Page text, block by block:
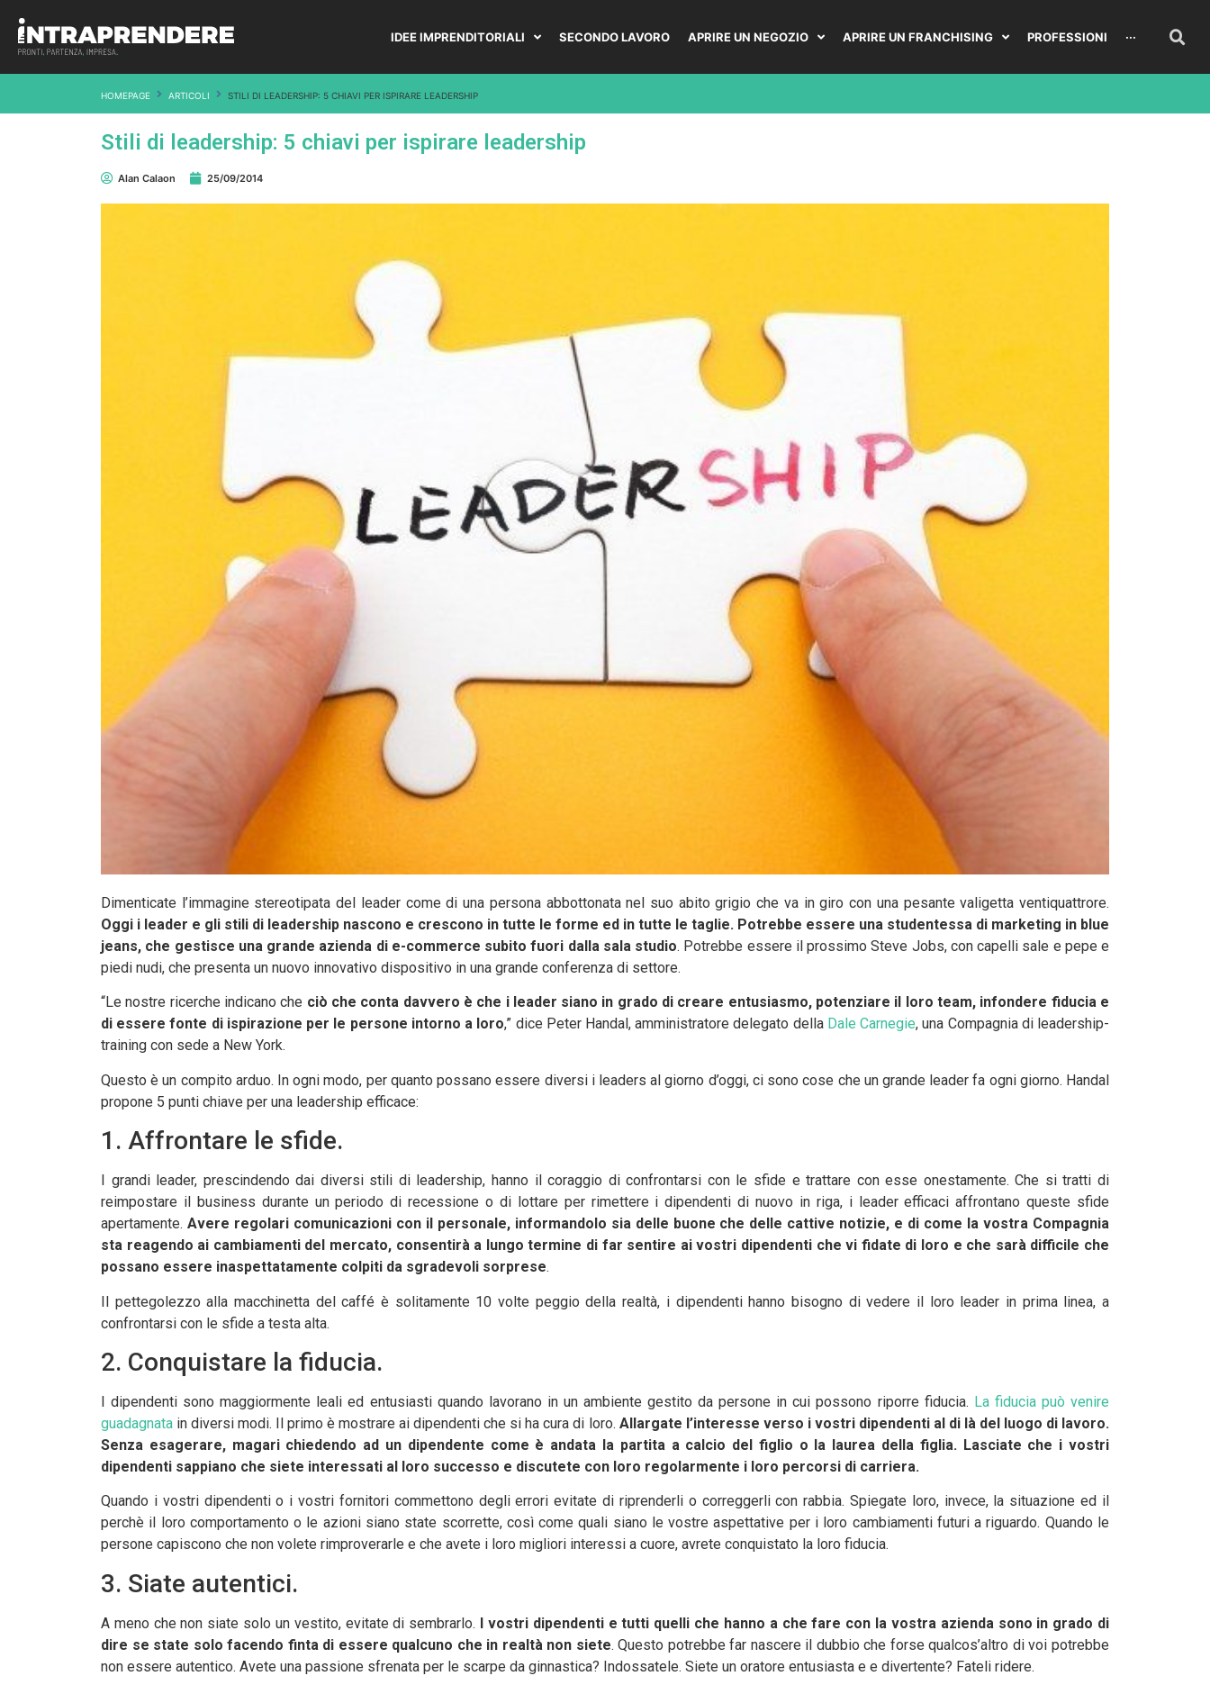
IDEE IMPRENDITORIALI SECONDO LAVORO APRIRE UN NEGOZIO APRIRE UN FRANCHISING PROFESSIONI ···
HOMEPAGE ARTICOLI STILI DI LEADERSHIP: 5 CHIAVI PER ISPIRARE LEADERSHIP
Stili di leadership: 5 chiavi per ispirare leadership
Alan Calaon 25/09/2014
Dimenticate l’immagine stereotipata del leader come di una persona abbottonata nel suo abito grigio che va in giro con una pesante valigetta ventiquattrore.
Oggi i leader e gli stili di leadership nascono e crescono in tutte le forme ed in tutte le taglie. Potrebbe essere una studentessa di marketing in blue
jeans, che gestisce una grande azienda di e-commerce subito fuori dalla sala studio. Potrebbe essere il prossimo Steve Jobs, con capelli sale e pepe e
piedi nudi, che presenta un nuovo innovativo dispositivo in una grande conferenza di settore.
“Le nostre ricerche indicano che ciò che conta davvero è che i leader siano in grado di creare entusiasmo, potenziare il loro team, infondere fiducia e
di essere fonte di ispirazione per le persone intorno a loro,” dice Peter Handal, amministratore delegato della Dale Carnegie, una Compagnia di leadership-
training con sede a New York.
Questo è un compito arduo. In ogni modo, per quanto possano essere diversi i leaders al giorno d’oggi, ci sono cose che un grande leader fa ogni giorno. Handal
propone 5 punti chiave per una leadership efficace:
1. Affrontare le sfide.
I grandi leader, prescindendo dai diversi stili di leadership, hanno il coraggio di confrontarsi con le sfide e trattare con esse onestamente. Che si tratti di
reimpostare il business durante un periodo di recessione o di lottare per rimettere i dipendenti di nuovo in riga, i leader efficaci affrontano queste sfide
apertamente. Avere regolari comunicazioni con il personale, informandolo sia delle buone che delle cattive notizie, e di come la vostra Compagnia
sta reagendo ai cambiamenti del mercato, consentirà a lungo termine di far sentire ai vostri dipendenti che vi fidate di loro e che sarà difficile che
possano essere inaspettatamente colpiti da sgradevoli sorprese.
Il pettegolezzo alla macchinetta del caffé è solitamente 10 volte peggio della realtà, i dipendenti hanno bisogno di vedere il loro leader in prima linea, a
confrontarsi con le sfide a testa alta.
2. Conquistare la fiducia.
I dipendenti sono maggiormente leali ed entusiasti quando lavorano in un ambiente gestito da persone in cui possono riporre fiducia. La fiducia può venire
guadagnata in diversi modi. Il primo è mostrare ai dipendenti che si ha cura di loro. Allargate l’interesse verso i vostri dipendenti al di là del luogo di lavoro.
Senza esagerare, magari chiedendo ad un dipendente come è andata la partita a calcio del figlio o la laurea della figlia. Lasciate che i vostri
dipendenti sappiano che siete interessati al loro successo e discutete con loro regolarmente i loro percorsi di carriera.
Quando i vostri dipendenti o i vostri fornitori commettono degli errori evitate di riprenderli o correggerli con rabbia. Spiegate loro, invece, la situazione ed il
perchè il loro comportamento o le azioni siano state scorrette, così come quali siano le vostre aspettative per i loro cambiamenti futuri a riguardo. Quando le
persone capiscono che non volete rimproverarle e che avete i loro migliori interessi a cuore, avrete conquistato la loro fiducia.
3. Siate autentici.
A meno che non siate solo un vestito, evitate di sembrarlo. I vostri dipendenti e tutti quelli che hanno a che fare con la vostra azienda sono in grado di
dire se state solo facendo finta di essere qualcuno che in realtà non siete. Questo potrebbe far nascere il dubbio che forse qualcos’altro di voi potrebbe
non essere autentico. Avete una passione sfrenata per le scarpe da ginnastica? Indossatele. Siete un oratore entusiasta e e divertente? Fateli ridere.